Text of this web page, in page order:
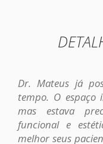
Dr. Mateus já
tempo. O espaço
mas estava
funcional e
melhor seus